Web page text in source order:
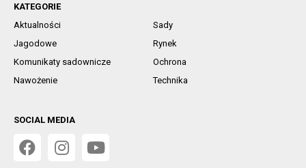
KATEGORIE
Aktualności
Sady
Jagodowe
Rynek
Komunikaty sadownicze
Ochrona
Nawożenie
Technika
SOCIAL MEDIA